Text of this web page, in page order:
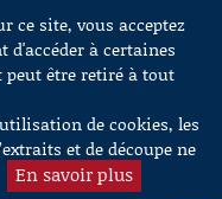
ce site, vous acceptez
à certaines
peut être retiré à tout
de cookies, les
et de découpe ne
En savoir plus